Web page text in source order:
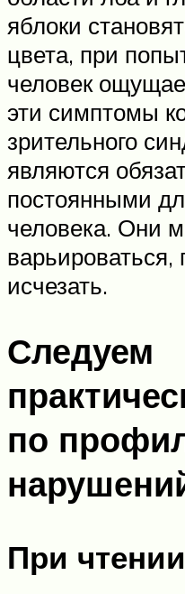
яблоки
цвета, при
человек
эти симптомы
зрительного
являются
постоянными
человека. Они
варьироваться,
исчезать.
Следуем
по
При чтении